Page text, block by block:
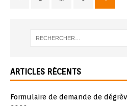
ARTICLES RÉCENTS
Formulaire de demande de